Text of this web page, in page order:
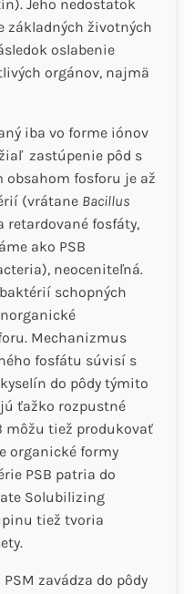
Jeho nedostatok
základných životných
oslabenie
orgánov, najmä
iba vo forme iónov
zastúpenie pôd s
fosforu je až
(vrátane Bacillus
retardované fosfáty,
ako PSB
neoceniteľná.
schopných
Mechanizmus
fosfátu súvisí s
do pôdy týmito
ťažko rozpustné
môžu tiež produkovať
organické formy
PSB patria do
Solubilizing
tiež tvoria
zavádza do pôdy